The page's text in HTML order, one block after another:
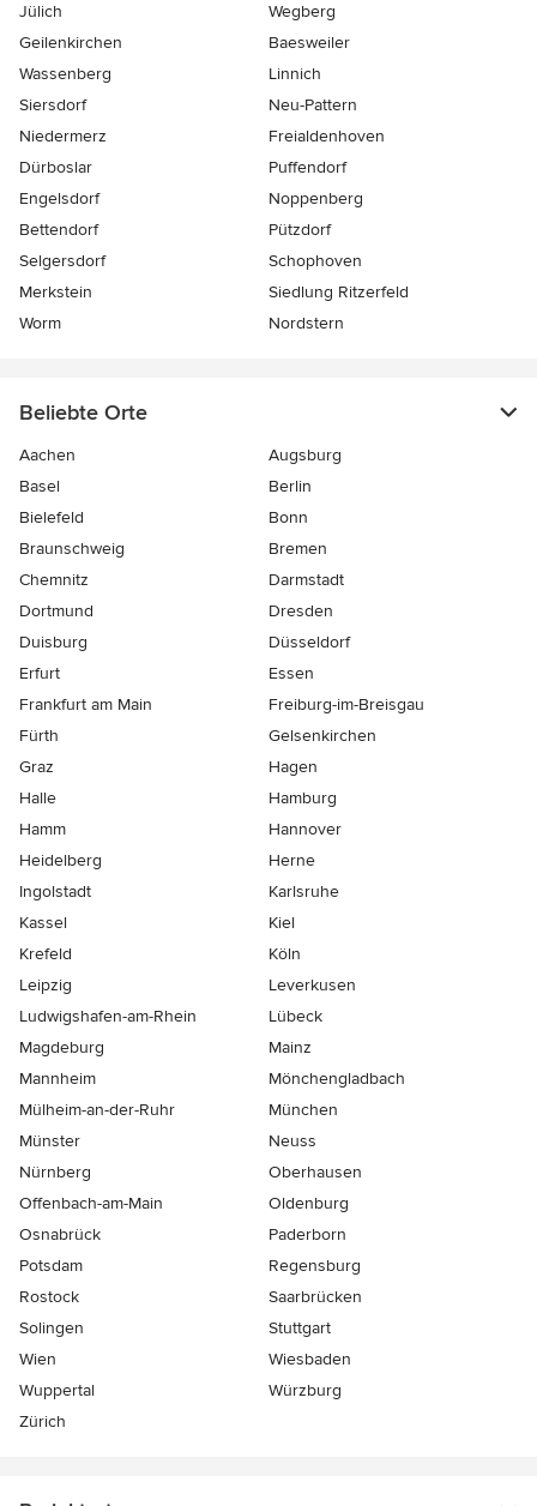
Jülich
Wegberg
Geilenkirchen
Baesweiler
Wassenberg
Linnich
Siersdorf
Neu-Pattern
Niedermerz
Freialdenhoven
Dürboslar
Puffendorf
Engelsdorf
Noppenberg
Bettendorf
Pützdorf
Selgersdorf
Schophoven
Merkstein
Siedlung Ritzerfeld
Worm
Nordstern
Beliebte Orte
Aachen
Augsburg
Basel
Berlin
Bielefeld
Bonn
Braunschweig
Bremen
Chemnitz
Darmstadt
Dortmund
Dresden
Duisburg
Düsseldorf
Erfurt
Essen
Frankfurt am Main
Freiburg-im-Breisgau
Fürth
Gelsenkirchen
Graz
Hagen
Halle
Hamburg
Hamm
Hannover
Heidelberg
Herne
Ingolstadt
Karlsruhe
Kassel
Kiel
Krefeld
Köln
Leipzig
Leverkusen
Ludwigshafen-am-Rhein
Lübeck
Magdeburg
Mainz
Mannheim
Mönchen­gladbach
Mülheim-an-der-Ruhr
München
Münster
Neuss
Nürnberg
Oberhausen
Offenbach-am-Main
Oldenburg
Osnabrück
Paderborn
Potsdam
Regensburg
Rostock
Saarbrücken
Solingen
Stuttgart
Wien
Wiesbaden
Wuppertal
Würzburg
Zürich